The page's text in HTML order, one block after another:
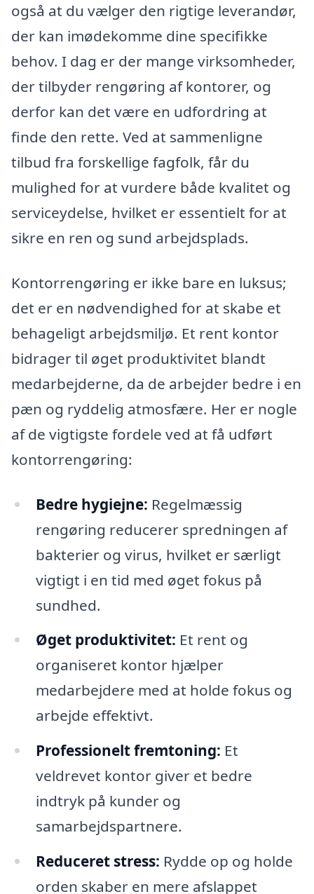
også at du vælger den rigtige leverandør,
der kan imødekomme dine specifikke
behov. I dag er der mange virksomheder,
der tilbyder rengøring af kontorer, og
derfor kan det være en udfordring at
finde den rette. Ved at sammenligne
tilbud fra forskellige fagfolk, får du
mulighed for at vurdere både kvalitet og
serviceydelse, hvilket er essentielt for at
sikre en ren og sund arbejdsplads.
Kontorrengøring er ikke bare en luksus;
det er en nødvendighed for at skabe et
behageligt arbejdsmiljø. Et rent kontor
bidrager til øget produktivitet blandt
medarbejderne, da de arbejder bedre i en
pæn og ryddelig atmosfære. Her er nogle
af de vigtigste fordele ved at få udført
kontorrengøring:
Bedre hygiejne: Regelmæssig
rengøring reducerer spredningen af
bakterier og virus, hvilket er særligt
vigtigt i en tid med øget fokus på
sundhed.
Øget produktivitet: Et rent og
organiseret kontor hjælper
medarbejdere med at holde fokus og
arbejde effektivt.
Professionelt fremtoning: Et
veldrevet kontor giver et bedre
indtryk på kunder og
samarbejdspartnere.
Reduceret stress: Rydde op og holde
orden skaber en mere afslappet